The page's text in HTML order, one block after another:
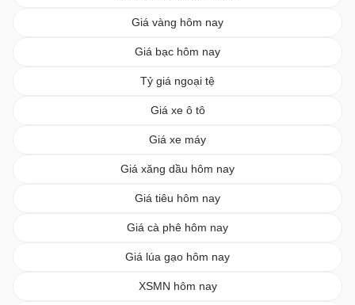
Giá vàng hôm nay
Giá bạc hôm nay
Tỷ giá ngoại tệ
Giá xe ô tô
Giá xe máy
Giá xăng dầu hôm nay
Giá tiêu hôm nay
Giá cà phê hôm nay
Giá lúa gạo hôm nay
XSMN hôm nay